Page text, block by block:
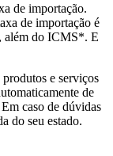
de importação.
de importação é
além do ICMS*. E
e serviços
de
caso de dúvidas
do seu estado.